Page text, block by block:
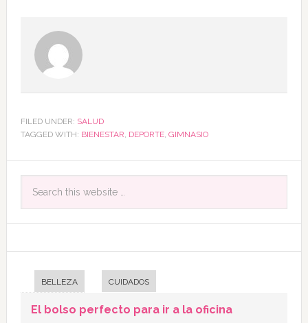
FILED UNDER: SALUD
TAGGED WITH: BIENESTAR, DEPORTE, GIMNASIO
BELLEZA CUIDADOS
El bolso perfecto para ir a la oficina